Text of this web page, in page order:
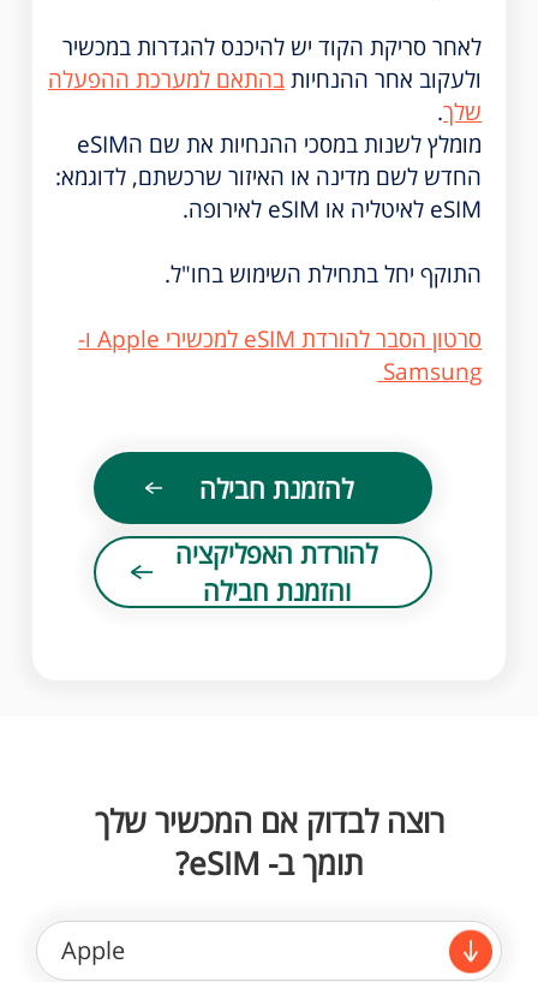
לאחר סריקת הקוד יש להיכנס להגדרות במכשיר
ולעקוב אחר ההנחיותבהתאם למערכת ההפעלה
שלך.
מומלץ לשנות במסכי ההנחיות את שם הeSIM
החדש לשם מדינה או האיזור שרכשתם, לדוגמא:
eSIM לאיטליה או eSIM לאירופה.
התוקף יחל בתחילת השימוש בחו"ל.
סרטון הסבר להורדת eSIM למכשירי Apple ו-
Samsung
להזמנת חבילה
להורדת האפליקציה
והזמנת חבילה
רוצה לבדוק אם המכשיר שלך
תומך ב- eSIM?
Apple